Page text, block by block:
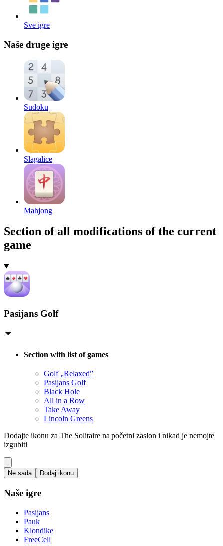
Sve igre
Naše druge igre
Sudoku
Slagalice
Mahjong
Section of all modifications of the current
game
Pasijans Golf
Section with list of games
Golf „Relaxed”
Pasijans Golf
Black Hole
All in a Row
Take Away
Lincoln Greens
Dodajte ikonu za The Solitaire na početni zaslon i nikad je nemojte
izgubiti
Ne sada Dodaj ikonu
Naše igre
Pasijans
Pauk
Klondike
FreeCell